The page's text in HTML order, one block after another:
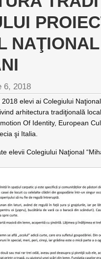
6, 2018
elevi ai Colegiului
arhitectura tradiţională
Of Identity, European
şi Italia.
elevii Colegiului Naţional